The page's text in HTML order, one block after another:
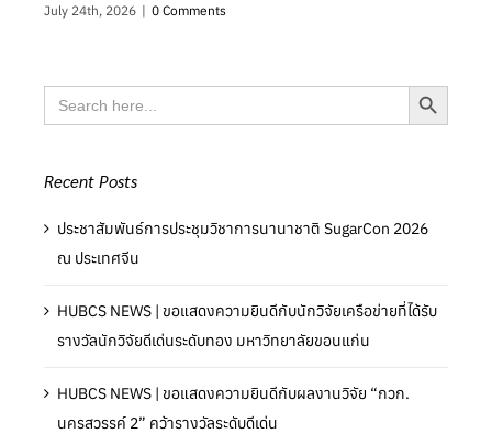
July 24th, 2026 | 0 Comments
Search
for:
Search Button
Recent Posts
ประชาสัมพันธ์การประชุมวิชาการนานาชาติ SugarCon 2026
ณ ประเทศจีน
HUBCS NEWS | ขอแสดงความยินดีกับนักวิจัยเครือข่ายที่ได้รับ
รางวัลนักวิจัยดีเด่นระดับทอง มหาวิทยาลัยขอนแก่น
HUBCS NEWS | ขอแสดงความยินดีกับผลงานวิจัย “กวก.
นครสวรรค์ 2” คว้ารางวัลระดับดีเด่น